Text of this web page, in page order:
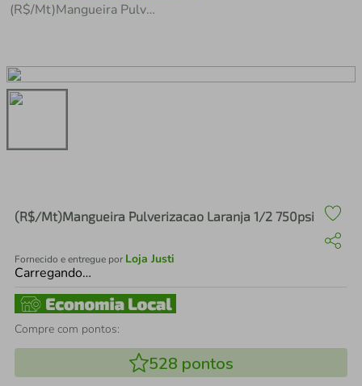
(R$/Mt)Mangueira Pulverizacao Laranja 1/2 750psi
(R$/Mt)Mangueira Pulverizacao Laranja 1/2 750psi
Fornecido e entregue por Loja Justi
Carregando…
Compre com pontos:
528 pontos